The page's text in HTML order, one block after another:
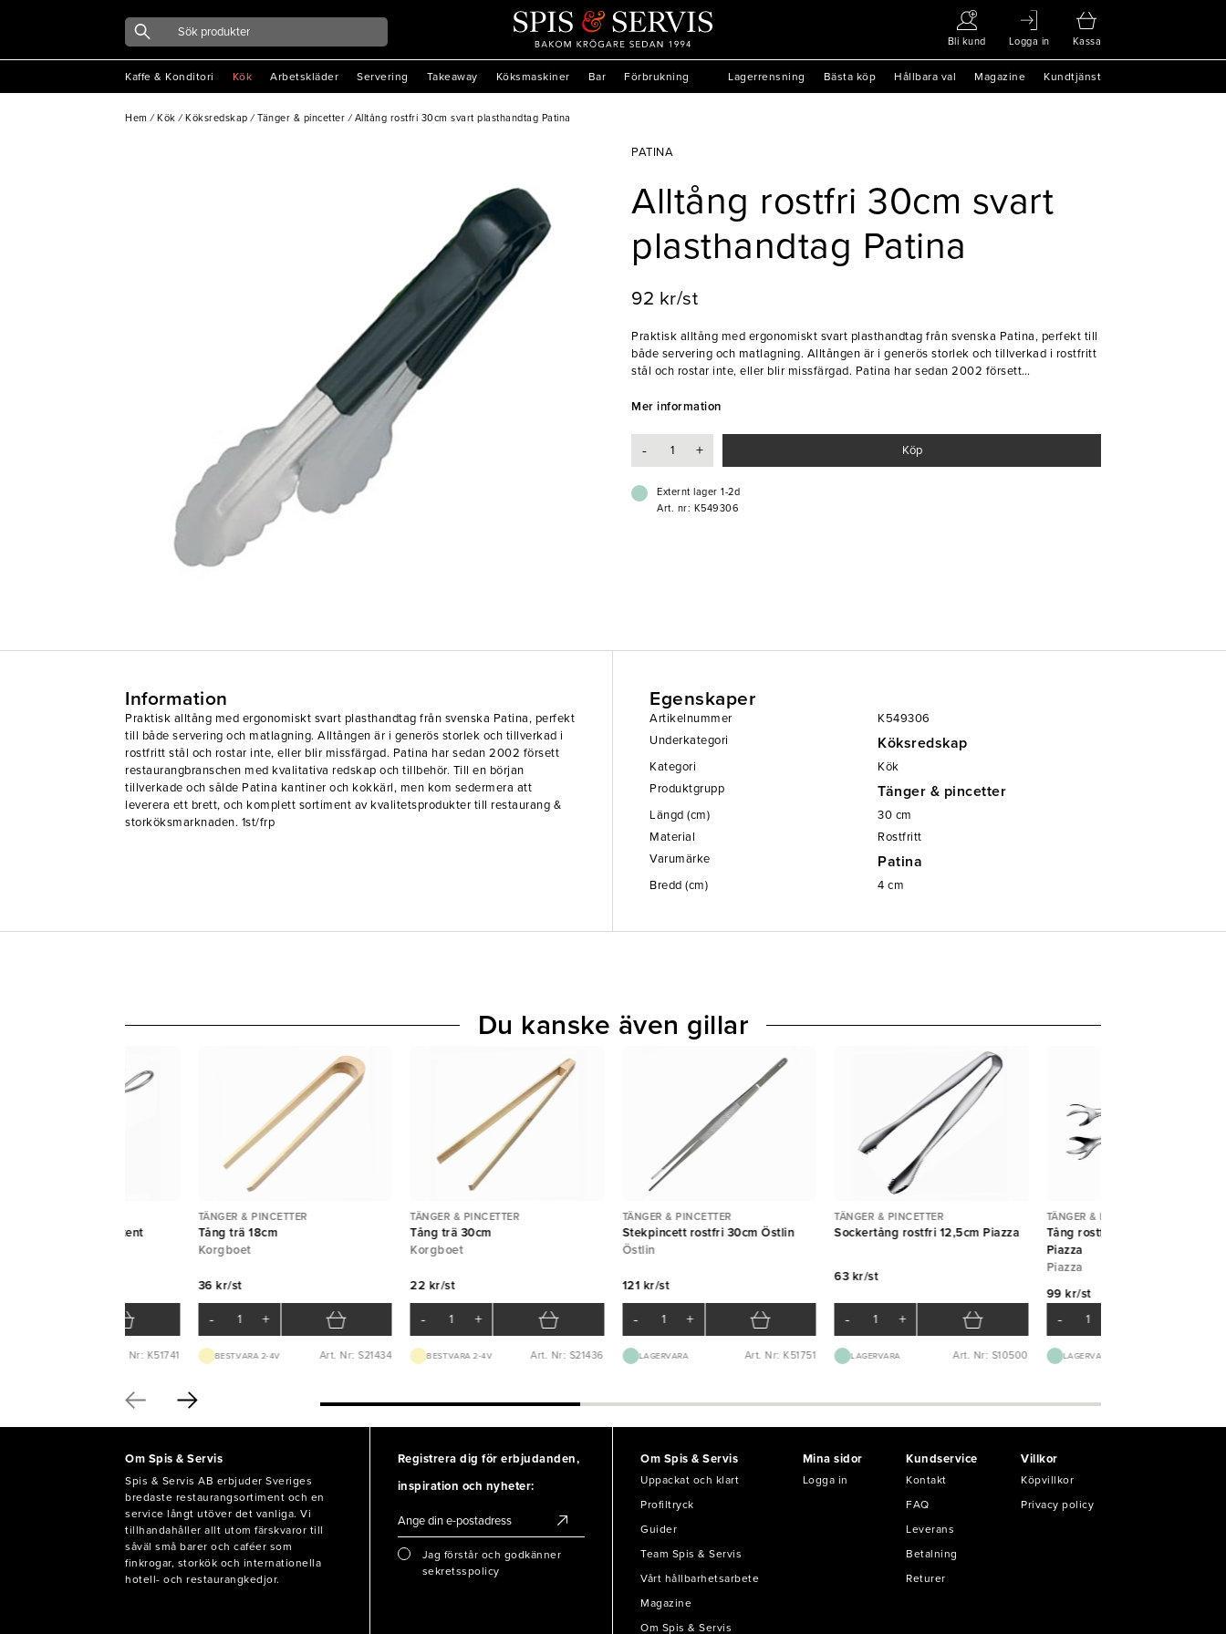
Bli kund Logga in Kassa
Kaffe & Konditori Kök Arbetskläder Servering Takeaway Köksmaskiner Bar Förbrukning Lagerrensning Bästa köp Hållbara val Magazine Kundtjänst
Hem / Kök / Köksredskap / Tänger & pincetter / Alltång rostfri 30cm svart plasthandtag Patina
PATINA
Alltång rostfri 30cm svart
plasthandtag Patina
92 kr/st
Praktisk alltång med ergonomiskt svart plasthandtag från svenska Patina, perfekt till
både servering och matlagning. Alltången är i generös storlek och tillverkad i rostfritt
stål och rostar inte, eller blir missfärgad. Patina har sedan 2002 försett
och sålde Patina kantiner och kokkärl, men kom sedermera att leverera ett brett, och
Mer information
- + Köp
Externt lager 1-2d
Art. nr: K549306
Information
Praktisk alltång med ergonomiskt svart plasthandtag från svenska Patina, perfekt
till både servering och matlagning. Alltången är i generös storlek och tillverkad i
rostfritt stål och rostar inte, eller blir missfärgad. Patina har sedan 2002 försett
restaurangbranschen med kvalitativa redskap och tillbehör. Till en början
tillverkade och sålde Patina kantiner och kokkärl, men kom sedermera att
leverera ett brett, och komplett sortiment av kvalitetsprodukter till restaurang &
storköksmarknaden. 1st/frp
Egenskaper
Artikelnummer
K549306
Underkategori
Köksredskap
Kategori
Kök
Produktgrupp
Tänger & pincetter
Längd (cm) 30 cm
Material
Rostfritt
Varumärke
Patina
Bredd (cm) 4 cm
rostfri 19cm Exxent
Art. Nr: K51741
TÄNGER & PINCETTER
Tång trä 18cm
Korgboet
36 kr/st
- +
BEST.VARA 2-4V Art. Nr: S21434
TÄNGER & PINCETTER
Tång trä 30cm
Korgboet
22 kr/st
- +
BEST.VARA 2-4V Art. Nr: S21436
TÄNGER & PINCETTER
Stekpincett rostfri 30cm Östlin
Östlin
121 kr/st
- +
LAGERVARA Art. Nr: K51751
TÄNGER & PINCETTER
Sockertång rostfri 12,5cm Piazza
63 kr/st
- +
LAGERVARA Art. Nr: S10500
TÄNGER & PINCETTER
Tång rostfri kloformad 16cm
Piazza
Piazza
99 kr/st
-
LAGERVARA
Du kanske även gillar
Om Spis & Servis
Spis & Servis AB erbjuder Sveriges
bredaste restaurangsortiment och en
service långt utöver det vanliga. Vi
tillhandahåller allt utom färskvaror till
såväl små barer och caféer som
finkrogar, storkök och internationella
hotell- och restaurangkedjor.
Registrera dig för erbjudanden,
inspiration och nyheter:
Jag förstår och godkänner
sekretsspolicy
Om Spis & Servis
Uppackat och klart
Profiltryck
Guider
Team Spis & Servis
Vårt hållbarhetsarbete
Magazine
Om Spis & Servis
Mina sidor
Logga in
Kundservice
Kontakt
FAQ
Leverans
Betalning
Returer
Villkor
Köpvillkor
Privacy policy